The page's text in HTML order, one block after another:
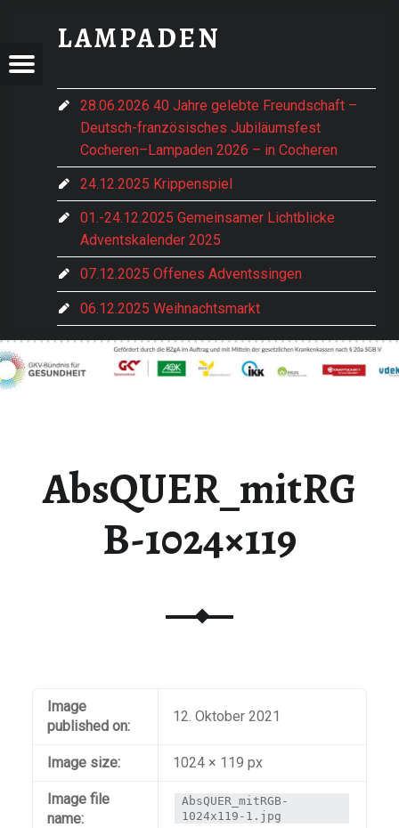
LAMPADEN
Menu
navigation
28.06.2026 40 Jahre gelebte Freundschaft –
Deutsch-französisches Jubiläumsfest
Cocheren–Lampaden 2026 – in Cocheren
24.12.2025 Krippenspiel
01.-24.12.2025 Gemeinsamer Lichtblicke
Adventskalender 2025
07.12.2025 Offenes Adventssingen
06.12.2025 Weihnachtsmarkt
AbsQUER_mitRG
B-1024×119
Image
published on:
12. Oktober 2021
Image size: 1024 × 119 px
Image file
name:
AbsQUER_mitRGB-
1024x119-1.jpg